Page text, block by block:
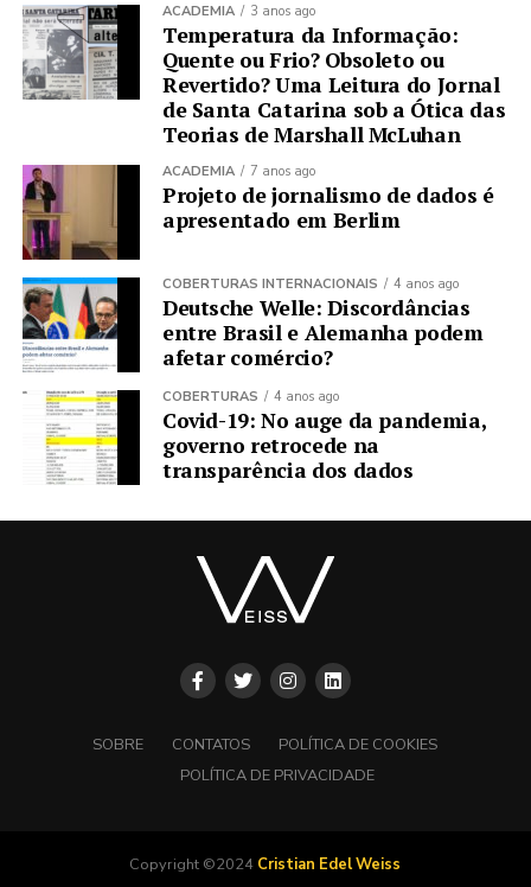
ACADEMIA 3 anos ago
Temperatura da Informação:
Quente ou Frio? Obsoleto ou
Revertido? Uma Leitura do Jornal
de Santa Catarina sob a Ótica das
Teorias de Marshall McLuhan
ACADEMIA 7 anos ago
Projeto de jornalismo de dados é
apresentado em Berlim
COBERTURAS INTERNACIONAIS 4 anos ago
Deutsche Welle: Discordâncias
entre Brasil e Alemanha podem
afetar comércio?
COBERTURAS 4 anos ago
Covid-19: No auge da pandemia,
governo retrocede na
transparência dos dados
SOBRE CONTATOS
POLÍTICA DE COOKIES
POLÍTICA DE PRIVACIDADE
Copyright ©2024 Cristian Edel Weiss